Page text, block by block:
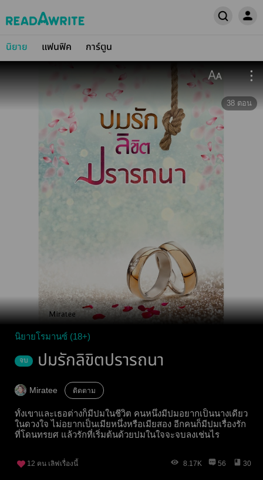
นิยาย แฟนฟิค การ์ตูน
38 ตอน
นิยายโรมานซ์ (18+)
จบ ปมรักลิขิตปรารถนา
Miratee ติดตาม
ทั้งเขาและเธอต่างก็มีปมในชีวิต คนหนึ่งมีปมอยากเป็นนางเดียว
ในดวงใจ ไม่อยากเป็นเมียหนึ่งหรือเมียสอง อีกคนก็มีปมเรื่องรัก
ที่โดนทรยศ แล้วรักที่เริ่มต้นด้วยปมในใจจะจบลงเช่นไร
12 คน เลิฟเรื่องนี้ 8.17K 56 30